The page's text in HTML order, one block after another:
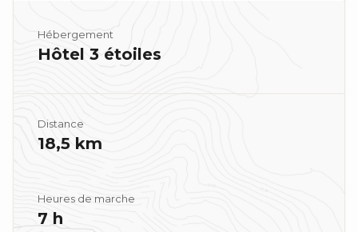
Hébergement
Hôtel 3 étoiles
Distance
18,5 km
Heures de marche
7 h